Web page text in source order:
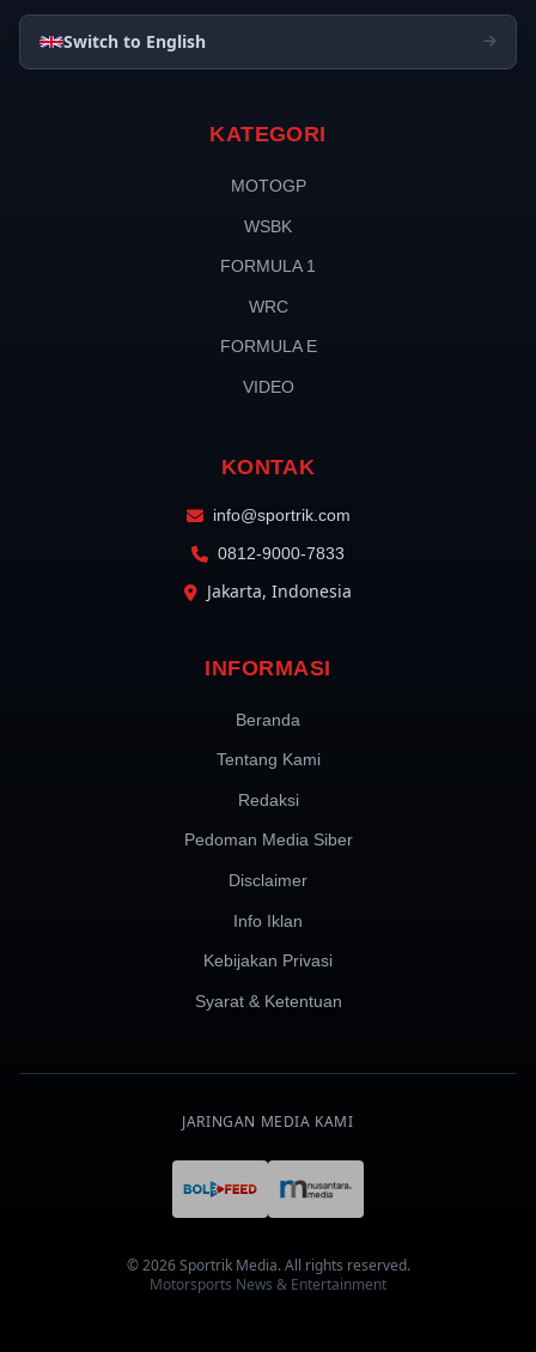
Switch to English
KATEGORI
MOTOGP
WSBK
FORMULA 1
WRC
FORMULA E
VIDEO
KONTAK
info@sportrik.com
0812-9000-7833
Jakarta, Indonesia
INFORMASI
Beranda
Tentang Kami
Redaksi
Pedoman Media Siber
Disclaimer
Info Iklan
Kebijakan Privasi
Syarat & Ketentuan
JARINGAN MEDIA KAMI
© 2026 Sportrik Media. All rights reserved.
Motorsports News & Entertainment